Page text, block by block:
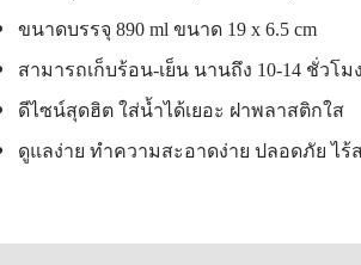
ขนาดบรรจุ 890 ml ขนาด 19 x 6.5 cm
สามารถเก็บร้อน-เย็น นานถึง 10-14 ชั่วโมง
ดีไซน์สุดฮิต ใส่น้ำได้เยอะ ฝาพลาสติกใส
ดูแลง่าย ทำความสะอาดง่าย ปลอดภัย ไร้